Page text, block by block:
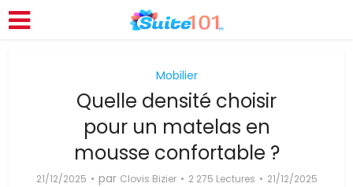
Mobilier
Quelle densité choisir
pour un matelas en
mousse confortable ?
21/12/2025 par Clovis Bizier 2 275 Lectures 21/12/2025